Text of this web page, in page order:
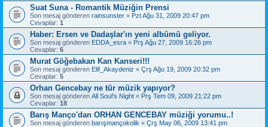
Suat Suna - Romantik Müziğin Prensi
Son mesaj gönderen rainsunster « Pzt Ağu 31, 2009 20:47 pm
Cevaplar: 1
Haber: Ersen ve Dadaşlar'ın yeni albümü geliyor.
Son mesaj gönderen EDDA_esra « Prş Ağu 27, 2009 16:26 pm
Cevaplar: 6
Murat Göğebakan Kan Kanseri!!!
Son mesaj gönderen Elif_Akaydeniz « Çrş Ağu 19, 2009 20:32 pm
Cevaplar: 5
Orhan Gencebay ne tür müzik yapıyor?
Son mesaj gönderen All Soul's Night « Prş Tem 09, 2009 21:22 pm
Cevaplar: 18
Barış Manço'dan ORHAN GENCEBAY müziği yorumu..!
Son mesaj gönderen barışmançokolik « Çrş May 06, 2009 13:41 pm